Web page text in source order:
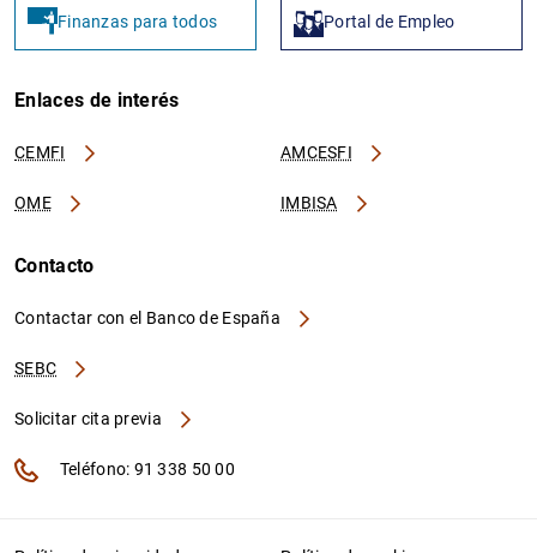
Finanzas para todos Portal de Empleo
Enlaces de interés
CEMFI AMCESFI
OME IMBISA
Contacto
Contactar con el Banco de España
SEBC
Solicitar cita previa
Teléfono: 91 338 50 00